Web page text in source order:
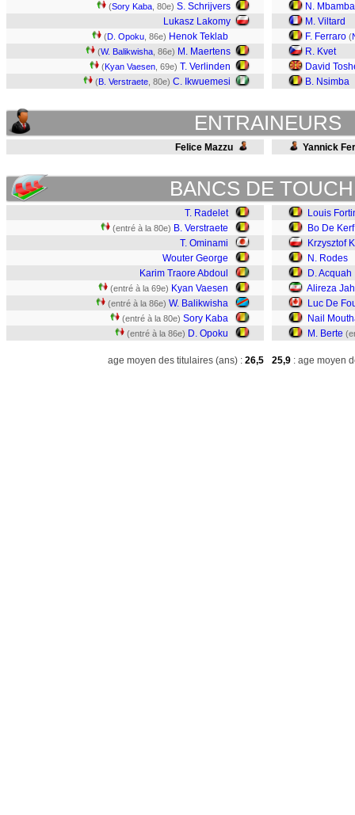
(Sory Kaba , 80e) S. Schrijvers
Lukasz Lakomy
(D. Opoku , 86e) Henok Teklab
(W. Balikwisha , 86e) M. Maertens
(Kyan Vaesen , 69e) T. Verlinden
(B. Verstraete , 80e) C. Ikwuemesi
N. Mbamba
M. Viltard
F. Ferraro (
R. Kvet
David
B. Nsimba
ENTRAINEURS
Felice Mazzu Yannick
BANCS DE
T. Radelet
(entré à la 80e) B. Verstraete
T. Ominami
Wouter George
Karim Traore Abdoul
(entré à la 69e) Kyan Vaesen
(entré à la 86e) W. Balikwisha
(entré à la 80e) Sory Kaba
(entré à la 86e) D. Opoku
Louis
Bo De Kerf
Krzysztof
N. Rodes
D. Acquah
Alireza
Luc De
Nail
M. Berte
age moyen des titulaires (ans) : 26,5 25,9 : age moyen